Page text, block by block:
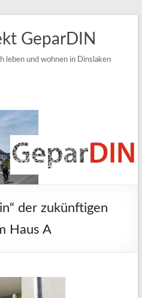
GeparDIN
leben und wohnen in Dinslaken
der zukünftigen
Haus A